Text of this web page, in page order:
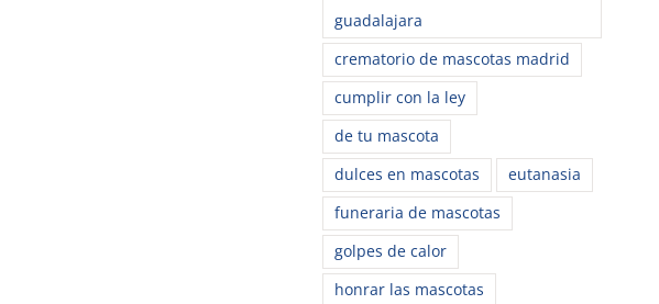
guadalajara
crematorio de mascotas madrid
cumplir con la ley
de tu mascota
dulces en mascotas
eutanasia
funeraria de mascotas
golpes de calor
honrar las mascotas